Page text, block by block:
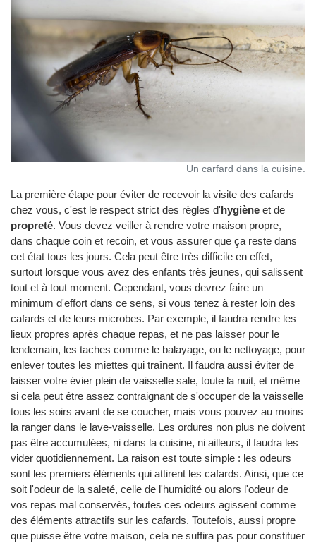
Un carfard dans la cuisine.
La première étape pour éviter de recevoir la visite des cafards
chez vous, c'est le respect strict des règles d'hygiène et de
propreté. Vous devez veiller à rendre votre maison propre,
dans chaque coin et recoin, et vous assurer que ça reste dans
cet état tous les jours. Cela peut être très difficile en effet,
surtout lorsque vous avez des enfants très jeunes, qui salissent
tout et à tout moment. Cependant, vous devrez faire un
minimum d'effort dans ce sens, si vous tenez à rester loin des
cafards et de leurs microbes. Par exemple, il faudra rendre les
lieux propres après chaque repas, et ne pas laisser pour le
lendemain, les taches comme le balayage, ou le nettoyage, pour
enlever toutes les miettes qui traînent. Il faudra aussi éviter de
laisser votre évier plein de vaisselle sale, toute la nuit, et même
si cela peut être assez contraignant de s'occuper de la vaisselle
tous les soirs avant de se coucher, mais vous pouvez au moins
la ranger dans le lave-vaisselle. Les ordures non plus ne doivent
pas être accumulées, ni dans la cuisine, ni ailleurs, il faudra les
vider quotidiennement. La raison est toute simple : les odeurs
sont les premiers éléments qui attirent les cafards. Ainsi, que ce
soit l'odeur de la saleté, celle de l'humidité ou alors l'odeur de
vos repas mal conservés, toutes ces odeurs agissent comme
des éléments attractifs sur les cafards. Toutefois, aussi propre
que puisse être votre maison, cela ne suffira pas pour constituer